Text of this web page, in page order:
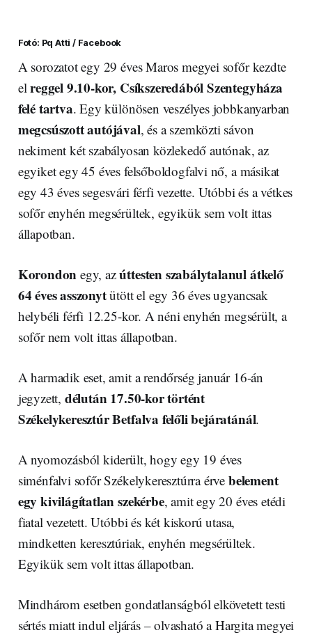
Fotó: Pq Atti / Facebook
A sorozatot egy 29 éves Maros megyei sofőr kezdte
elreggel 9.10-kor, Csíkszeredából Szentegyháza
felé tartva. Egy különösen veszélyes jobbkanyarban
megcsúszott autójával, és a szemközti sávon
nekiment két szabályosan közlekedő autónak, az
egyiket egy 45 éves felsőboldogfalvi nő, a másikat
egy 43 éves segesvári férfi vezette. Utóbbi és a vétkes
sofőr enyhén megsérültek, egyikük sem volt ittas
állapotban.
Korondon egy, azúttesten szabálytalanul átkelő
64 éves asszonytütött el egy 36 éves ugyancsak
helybéli férfi 12.25-kor. A néni enyhén megsérült, a
sofőr nem volt ittas állapotban.
A harmadik eset, amit a rendőrség január 16-án
jegyzett, délután 17.50-kor történt
Székelykeresztúr Betfalva felőli bejáratánál.
A nyomozásból kiderült, hogy egy 19 éves
siménfalvi sofőr Székelykeresztúrra érve belement
egy kivilágítatlan szekérbe, amit egy 20 éves etédi
fiatal vezetett. Utóbbi és két kiskorú utasa,
mindketten keresztúriak, enyhén megsérültek.
Egyikük sem volt ittas állapotban.
Mindhárom esetben gondatlanságból elkövetett testi
sértés miatt indul eljárás – olvasható a Hargita megyei